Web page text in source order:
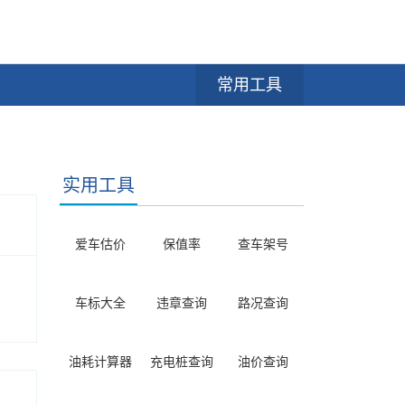
常用工具
实用工具
爱车估价 保值率 查车架号
车标大全 违章查询 路况查询
油耗计算器 充电桩查询 油价查询